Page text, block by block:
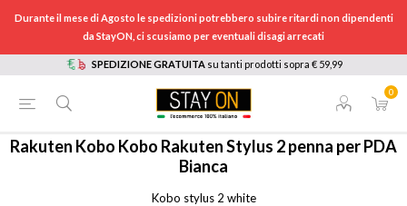
Durante il mese di Agosto le spedizioni potrebbero subire ritardi non dipendenti
da StayON, ci scusiamo per eventuali disagi arrecati
SPEDIZIONE GRATUITA su tanti prodotti sopra € 59,99
0
INFORMATICA / TABLET E E-BOOK READER
ACCESSORI TABLET E EBOOK
/ KOBOSTYLUS2WHT
Rakuten Kobo Kobo Rakuten Stylus 2 penna per PDA
Bianca
Kobo stylus 2 white